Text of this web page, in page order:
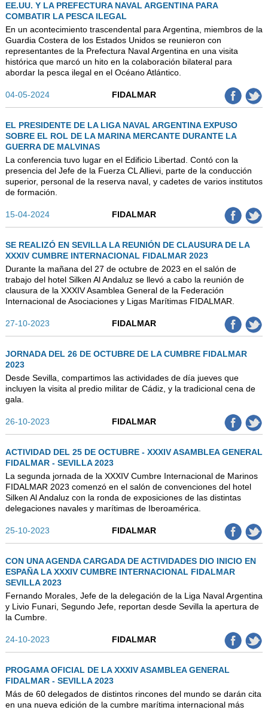
EE.UU. Y LA PREFECTURA NAVAL ARGENTINA PARA
COMBATIR LA PESCA ILEGAL
En un acontecimiento trascendental para Argentina, miembros de la
Guardia Costera de los Estados Unidos se reunieron con
representantes de la Prefectura Naval Argentina en una visita
histórica que marcó un hito en la colaboración bilateral para
abordar la pesca ilegal en el Océano Atlántico.
04-05-2024 FIDALMAR
EL PRESIDENTE DE LA LIGA NAVAL ARGENTINA EXPUSO
SOBRE EL ROL DE LA MARINA MERCANTE DURANTE LA
GUERRA DE MALVINAS
La conferencia tuvo lugar en el Edificio Libertad. Contó con la
presencia del Jefe de la Fuerza CL Allievi, parte de la conducción
superior, personal de la reserva naval, y cadetes de varios institutos
de formación.
15-04-2024 FIDALMAR
SE REALIZÓ EN SEVILLA LA REUNIÓN DE CLAUSURA DE LA
XXXIV CUMBRE INTERNACIONAL FIDALMAR 2023
Durante la mañana del 27 de octubre de 2023 en el salón de
trabajo del hotel Silken Al Andaluz se llevó a cabo la reunión de
clausura de la XXXIV Asamblea General de la Federación
Internacional de Asociaciones y Ligas Marítimas FIDALMAR.
27-10-2023 FIDALMAR
JORNADA DEL 26 DE OCTUBRE DE LA CUMBRE FIDALMAR
2023
Desde Sevilla, compartimos las actividades de día jueves que
incluyen la visita al predio militar de Cádiz, y la tradicional cena de
gala.
26-10-2023 FIDALMAR
ACTIVIDAD DEL 25 DE OCTUBRE - XXXIV ASAMBLEA GENERAL
FIDALMAR - SEVILLA 2023
La segunda jornada de la XXXIV Cumbre Internacional de Marinos
FIDALMAR 2023 comenzó en el salón de convenciones del hotel
Silken Al Andaluz con la ronda de exposiciones de las distintas
delegaciones navales y marítimas de Iberoamérica.
25-10-2023 FIDALMAR
CON UNA AGENDA CARGADA DE ACTIVIDADES DIO INICIO EN
ESPAÑA LA XXXIV CUMBRE INTERNACIONAL FIDALMAR
SEVILLA 2023
Fernando Morales, Jefe de la delegación de la Liga Naval Argentina
y Livio Funari, Segundo Jefe, reportan desde Sevilla la apertura de
la Cumbre.
24-10-2023 FIDALMAR
PROGAMA OFICIAL DE LA XXXIV ASAMBLEA GENERAL
FIDALMAR - SEVILLA 2023
Más de 60 delegados de distintos rincones del mundo se darán cita
en una nueva edición de la cumbre marítima internacional más